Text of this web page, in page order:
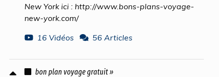
New York ici : http://www.bons-plans-voyage-
new-york.com/
16 Vidéos
56 Articles
bon plan voyage gratuit »